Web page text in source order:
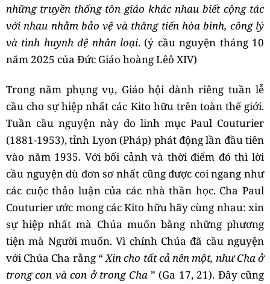
những truyền thống tôn giáo khác nhau biết cộng tác
với nhau nhằm bảo vệ và thăng tiến hòa bình, công lý
và tình huynh đệ nhân loại. (ý cầu nguyện tháng 10
năm 2025 của Đức Giáo hoàng Lêô XIV)
Trong năm phụng vụ, Giáo hội dành riêng tuần lễ
cầu cho sự hiệp nhất các Kito hữu trên toàn thế giới.
Tuần cầu nguyện này do linh mục Paul Couturier
(1881-1953), tỉnh Lyon (Pháp) phát động lần đầu tiên
vào năm 1935. Với bối cảnh và thời điểm đó thì lời
cầu nguyện dù đơn sơ nhất cũng được coi ngang như
các cuộc thảo luận của các nhà thần học. Cha Paul
Couturier ước mong các Kito hữu hãy cùng nhau: xin
sự hiệp nhất mà Chúa muốn bằng những phương
tiện mà Người muốn. Vì chính Chúa đã cầu nguyện
với Chúa Cha rằng “Xin cho tất cả nên một, như Cha ở
trong con và con ở trong Cha” (Ga 17, 21). Đây cũng